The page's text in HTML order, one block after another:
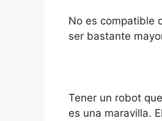
No es compatible
ser bastante
Tener un robot
es una maravilla.